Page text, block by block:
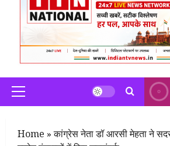
Primary
Menu
Home »कांग्रेस नेता डॉ आरसी मेहता ने